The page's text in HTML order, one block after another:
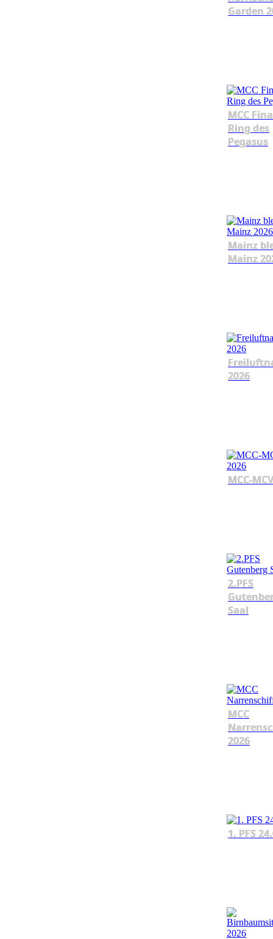
Garden
MCC
Ring des
Pegasus
Mainz
Mainz
2026
MCC-
2.PFS
Saal
MCC
2026
1. PFS